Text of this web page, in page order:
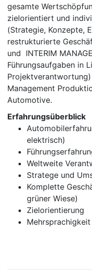
gesamte
zielorientiert und
(Strategie, Konzepte,
restrukturierte
und INTERIM
Führungsaufgaben in
Management
Automotive.
Erfahrungsüberblick
elektrisch)
Weltweite
Stratege und
Komplette
grüner Wiese)
Zielorientierung
Mehrsprachigkeit